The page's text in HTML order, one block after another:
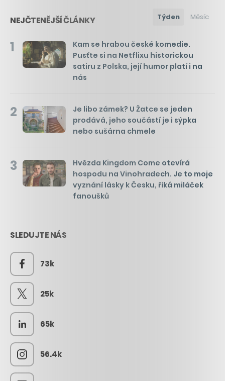
NEJČTENĚJŠÍ ČLÁNKY Týden Měsíc
1
Kam se hrabou české komedie.
Pusťte si na Netflixu historickou
satiru z Polska, její humor platí i na
nás
2
Je libo zámek? U Žatce se jeden
prodává, jeho součástí je i sýpka
nebo sušárna chmele
3
Hvězda Kingdom Come otevírá
hospodu na Vinohradech. Je to moje
vyznání lásky k Česku, říká miláček
fanoušků
SLEDUJTE NÁS
73k
25k
65k
56.4k